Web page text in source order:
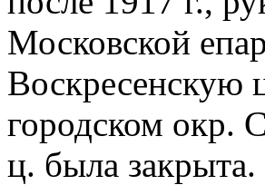
Московской
Воскресенскую
городском окр.
ц. была закрыта.